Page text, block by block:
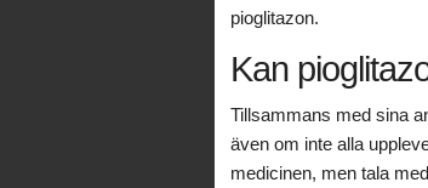
pioglitazon.
Kan
Tillsammans med sina
även om inte alla
medicinen, men tala